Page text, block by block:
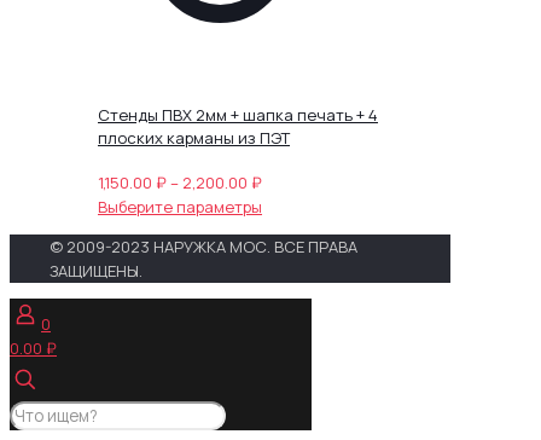
Cтенды ПВХ 2мм + шапка печать + 4
плоских карманы из ПЭТ
1,150.00 ₽– 2,200.00 ₽Диапазон
1,150.00 ₽
–
2,200.00 ₽
Выберите параметры
товар
имеет
несколько
вариаций.
© 2009-2023 НАРУЖКА МОС. ВСЕ ПРАВА
ЗАЩИЩЕНЫ.
0
0.00 ₽